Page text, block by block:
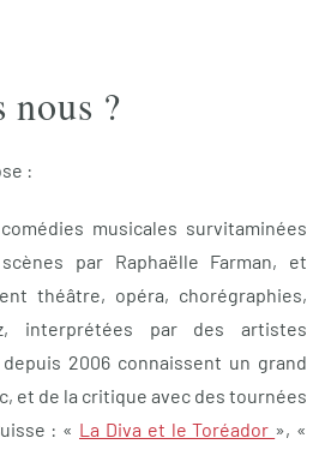
nous ?
:
musicales survitaminées
par Raphaëlle Farman, et
théâtre, opéra, chorégraphies,
interprétées par des artistes
2006 connaissent un grand
et de la critique avec des tournées
: « La Diva et le Toréador », «